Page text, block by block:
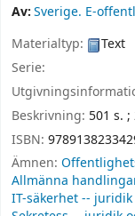
Av:Sverige. E-
Materialtyp:
Text
Serie:
Beskrivning: 501 s. ;
ISBN:
Ämnen:
Allmänna
IT-säkerhet --